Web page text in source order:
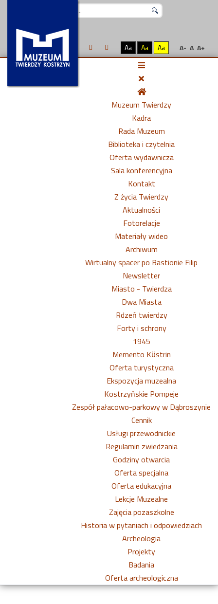
Aa Aa Aa A- A A+
Muzeum Twierdzy
Kadra
Rada Muzeum
Biblioteka i czytelnia
Oferta wydawnicza
Sala konferencyjna
Kontakt
Z życia Twierdzy
Aktualności
Fotorelacje
Materiały wideo
Archiwum
Wirtualny spacer po Bastionie Filip
Newsletter
Miasto - Twierdza
Dwa Miasta
Rdzeń twierdzy
Forty i schrony
1945
Memento Kϋstrin
Oferta turystyczna
Ekspozycja muzealna
Kostrzyńskie Pompeje
Zespół pałacowo-parkowy w Dąbroszynie
Cennik
Usługi przewodnickie
Regulamin zwiedzania
Godziny otwarcia
Oferta specjalna
Oferta edukacyjna
Lekcje Muzealne
Zajęcia pozaszkolne
Historia w pytaniach i odpowiedziach
Archeologia
Projekty
Badania
Oferta archeologiczna